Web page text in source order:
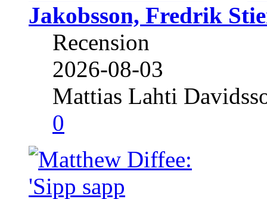
Jakobsson, Fredrik
Recension
2026-08-03
Mattias Lahti
0